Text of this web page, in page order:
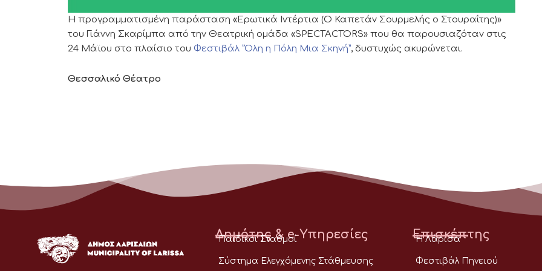
Η προγραμματισμένη παράσταση «Ερωτικά Ιντέρτια (Ο Καπετάν Σουρμελής ο Στουραΐτης)»
του Γιάννη Σκαρίμπα από την Θεατρική ομάδα «SPECTACTORS» που θα παρουσιαζόταν στις
24 Μάϊου στο πλαίσιο του Φεστιβάλ “Όλη η Πόλη Μια Σκηνή”, δυστυχώς ακυρώνεται.
Θεσσαλικό Θέατρο
Δημότης & e-Υπηρεσίες
Παιδικοί Σταθμοί
Σύστημα Ελεγχόμενης Στάθμευσης
Επισκέπτης
Η Λάρισα
Φεστιβάλ Πηνειού